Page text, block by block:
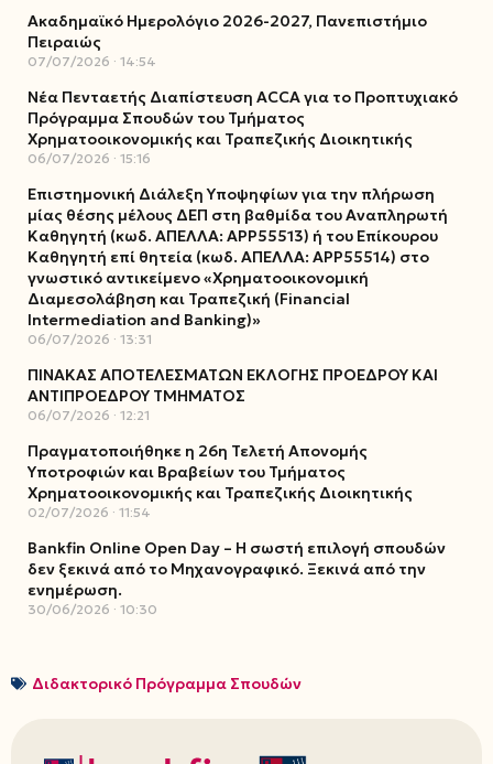
Ακαδημαϊκό Ημερολόγιο 2026-2027, Πανεπιστήμιο
Πειραιώς
07/07/2026 14:54
Νέα Πενταετής Διαπίστευση ACCA για το Προπτυχιακό
Πρόγραμμα Σπουδών του Τμήματος
Χρηματοοικονομικής και Τραπεζικής Διοικητικής
06/07/2026 15:16
Επιστημονική Διάλεξη Υποψηφίων για την πλήρωση
μίας θέσης μέλους ΔΕΠ στη βαθμίδα του Αναπληρωτή
Καθηγητή (κωδ. ΑΠΕΛΛΑ: ΑΡΡ55513) ή του Επίκουρου
Καθηγητή επί θητεία (κωδ. ΑΠΕΛΛΑ: ΑΡΡ55514) στο
γνωστικό αντικείμενο «Χρηματοοικονομική
Διαμεσολάβηση και Τραπεζική (Financial
Intermediation and Banking)»
06/07/2026 13:31
ΠΙΝΑΚΑΣ ΑΠΟΤΕΛΕΣΜΑΤΩΝ ΕΚΛΟΓΗΣ ΠΡΟΕΔΡΟΥ ΚΑΙ
ΑΝΤΙΠΡΟΕΔΡΟΥ ΤΜΗΜΑΤΟΣ
06/07/2026 12:21
Πραγματοποιήθηκε η 26η Τελετή Απονομής
Υποτροφιών και Βραβείων του Τμήματος
Χρηματοοικονομικής και Τραπεζικής Διοικητικής
02/07/2026 11:54
Bankfin Online Open Day – Η σωστή επιλογή σπουδών
δεν ξεκινά από το Μηχανογραφικό. Ξεκινά από την
ενημέρωση.
30/06/2026 10:30
Διδακτορικό Πρόγραμμα Σπουδών